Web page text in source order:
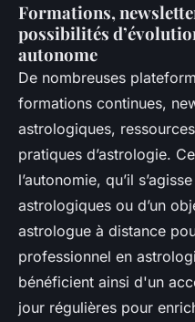
Formations,
possibilités
autonome
De nombreuses
formations continues,
astrologiques,
pratiques d’astrologie.
l’autonomie, qu’il
astrologiques ou d’un
astrologue à distance
professionnel en
bénéficient ainsi d'un
jour régulières pour